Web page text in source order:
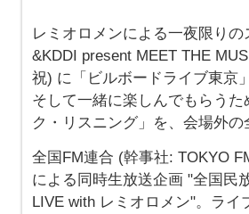
レミオロメンによる一夜限り
&KDDI present MEET THE
祝) に「ビルボードライブ東京
そして一緒に楽しんでもらう
ク・リスニング」を、会場外
全国FM連合 (幹事社: TOKYO
による同時生放送企画 "全国民
LIVE with レミオロメン"。ラ